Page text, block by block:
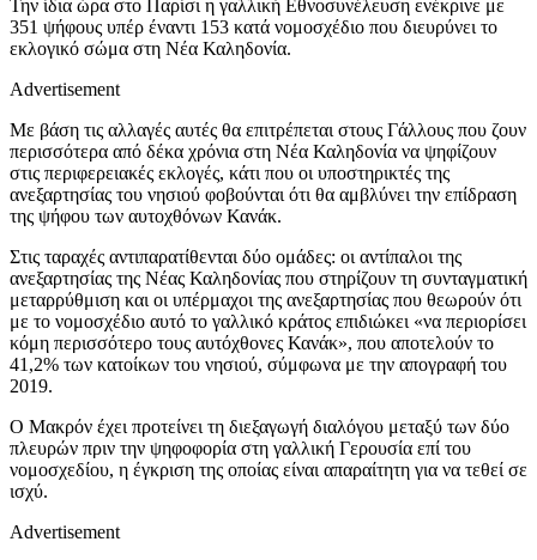
Την ίδια ώρα στο Παρίσι η γαλλική Εθνοσυνέλευση ενέκρινε με
351 ψήφους υπέρ έναντι 153 κατά νομοσχέδιο που διευρύνει το
εκλογικό σώμα στη Νέα Καληδονία.
Advertisement
Με βάση τις αλλαγές αυτές θα επιτρέπεται στους Γάλλους που ζουν
περισσότερα από δέκα χρόνια στη Νέα Καληδονία να ψηφίζουν
στις περιφερειακές εκλογές, κάτι που οι υποστηρικτές της
ανεξαρτησίας του νησιού φοβούνται ότι θα αμβλύνει την επίδραση
της ψήφου των αυτοχθόνων Κανάκ.
Στις ταραχές αντιπαρατίθενται δύο ομάδες: οι αντίπαλοι της
ανεξαρτησίας της Νέας Καληδονίας που στηρίζουν τη συνταγματική
μεταρρύθμιση και οι υπέρμαχοι της ανεξαρτησίας που θεωρούν ότι
με το νομοσχέδιο αυτό το γαλλικό κράτος επιδιώκει «να περιορίσει
κόμη περισσότερο τους αυτόχθονες Κανάκ», που αποτελούν το
41,2% των κατοίκων του νησιού, σύμφωνα με την απογραφή του
2019.
Ο Μακρόν έχει προτείνει τη διεξαγωγή διαλόγου μεταξύ των δύο
πλευρών πριν την ψηφοφορία στη γαλλική Γερουσία επί του
νομοσχεδίου, η έγκριση της οποίας είναι απαραίτητη για να τεθεί σε
ισχύ.
Advertisement